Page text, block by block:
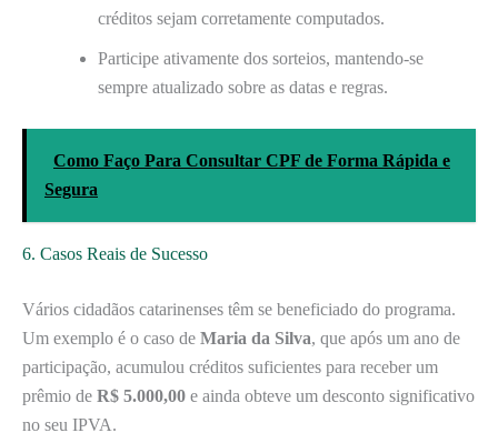
créditos sejam corretamente computados.
Participe ativamente dos sorteios, mantendo-se
sempre atualizado sobre as datas e regras.
Como Faço Para Consultar CPF de Forma Rápida e
Segura
6. Casos Reais de Sucesso
Vários cidadãos catarinenses têm se beneficiado do programa.
Um exemplo é o caso de Maria da Silva, que após um ano de
participação, acumulou créditos suficientes para receber um
prêmio de R$ 5.000,00 e ainda obteve um desconto significativo
no seu IPVA.